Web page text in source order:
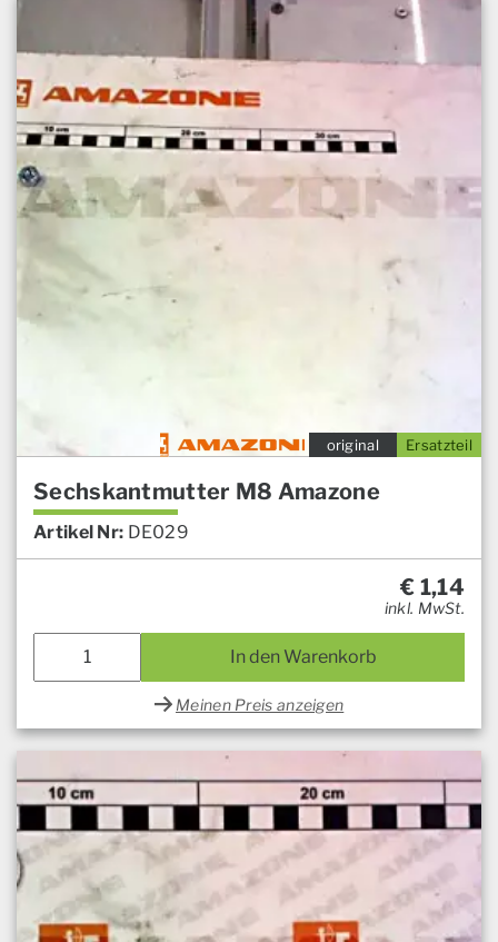
Ersatzteil
original
Sechskantmutter M8 Amazone
Artikel Nr: DE029
€ 1,14
inkl. MwSt.
In den Warenkorb
Meinen Preis anzeigen